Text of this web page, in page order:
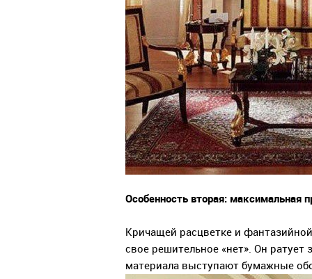
Особенность вторая: максимальная
Кричащей расцветке и
свое решительное «нет». Он ратует
материала выступают бумажные